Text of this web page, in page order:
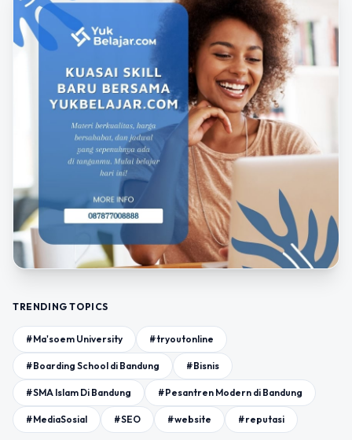
TRENDING TOPICS
#Ma'soem University #tryoutonline
#Boarding School di Bandung #Bisnis
#SMA Islam Di Bandung #Pesantren Modern di Bandung
#MediaSosial #SEO #website #reputasi